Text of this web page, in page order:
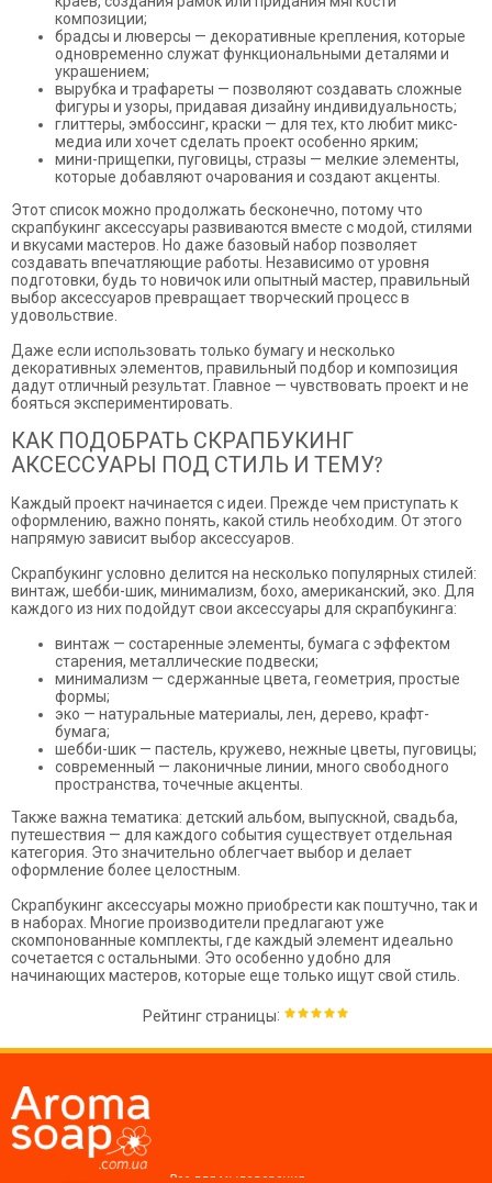
композиции;
брадсы и люверсы — декоративные крепления, которые
одновременно служат функциональными деталями и
украшением;
вырубка и трафареты — позволяют создавать сложные
фигуры и узоры, придавая дизайну индивидуальность;
глиттеры, эмбоссинг, краски — для тех, кто любит микс-
медиа или хочет сделать проект особенно ярким;
мини-прищепки, пуговицы, стразы — мелкие элементы,
которые добавляют очарования и создают акценты.
Этот список можно продолжать бесконечно, потому что
скрапбукинг аксессуары развиваются вместе с модой, стилями
и вкусами мастеров. Но даже базовый набор позволяет
создавать впечатляющие работы. Независимо от уровня
подготовки, будь то новичок или опытный мастер, правильный
выбор аксессуаров превращает творческий процесс в
удовольствие.
Даже если использовать только бумагу и несколько
декоративных элементов, правильный подбор и композиция
дадут отличный результат. Главное — чувствовать проект и не
бояться экспериментировать.
КАК ПОДОБРАТЬ СКРАПБУКИНГ
АКСЕССУАРЫ ПОД СТИЛЬ И ТЕМУ?
Каждый проект начинается с идеи. Прежде чем приступать к
оформлению, важно понять, какой стиль необходим. От этого
напрямую зависит выбор аксессуаров.
Скрапбукинг условно делится на несколько популярных стилей:
винтаж, шебби-шик, минимализм, бохо, американский, эко. Для
каждого из них подойдут свои аксессуары для скрапбукинга:
винтаж — состаренные элементы, бумага с эффектом
старения, металлические подвески;
минимализм — сдержанные цвета, геометрия, простые
формы;
эко — натуральные материалы, лен, дерево, крафт-
бумага;
шебби-шик — пастель, кружево, нежные цветы, пуговицы;
современный — лаконичные линии, много свободного
пространства, точечные акценты.
Также важна тематика: детский альбом, выпускной, свадьба,
путешествия — для каждого события существует отдельная
категория. Это значительно облегчает выбор и делает
оформление более целостным.
Скрапбукинг аксессуары можно приобрести как поштучно, так и
в наборах. Многие производители предлагают уже
скомпонованные комплекты, где каждый элемент идеально
сочетается с остальными. Это особенно удобно для
начинающих мастеров, которые еще только ищут свой стиль.
Рейтинг страницы: